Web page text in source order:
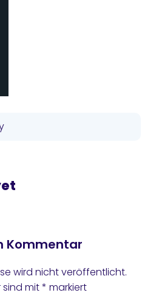
Kommentar
wird nicht veröffentlicht.
sind mit* markiert